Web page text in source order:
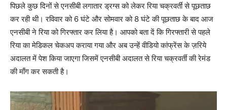
पिछले कुछ दिनों से एनसीबी लगातार ड्रग्स को लेकर रिया चक्रवर्ती से पूछताछ
कर रही थी। रविवार को 6 घंटे और सोमवार को 8 घंटे की पूछताछ के बाद आज
एनसीबी ने रिया को गिरफ्तार कर लिया है। आपको बता दें कि गिरफ्तारी से पहले
रिया का मेडिकल चेकअप कराया गया और अब उन्हें वीडियो कांफ्रेंस के ज़रिये
अदालत में पेश किया जाएगा जिसमें एनसीबी अदालत से रिया चक्रवर्ती की रेमंड
की माँग कर सकती है।